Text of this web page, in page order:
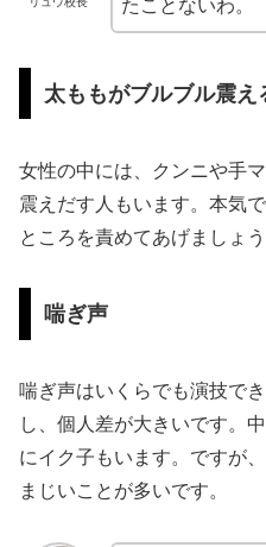
たことないわ。
太ももがブルブル震え
女性の中には、クンニや手
震えだす人もいます。本気
ところを責めてあげましょう
喘ぎ声
喘ぎ声はいくらでも演技で
し、個人差が大きいです。
にイク子もいます。ですが
まじいことが多いです。